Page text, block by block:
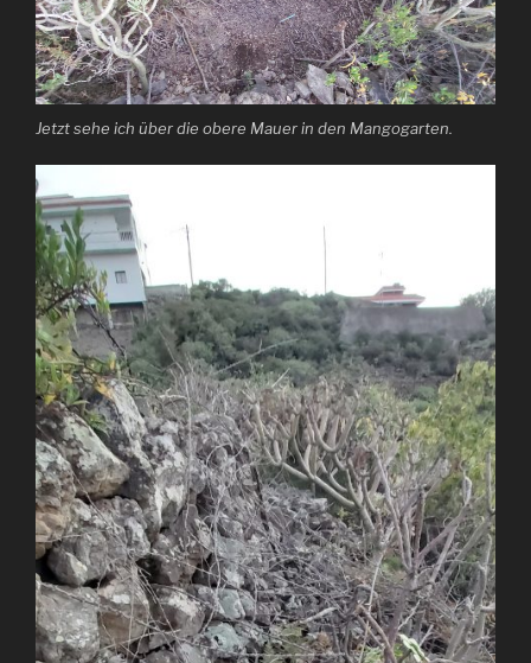
Jetzt sehe ich über die obere Mauer in den Mangogarten.